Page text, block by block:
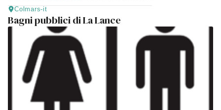
Colmars-it
Bagni pubblici di La Lance